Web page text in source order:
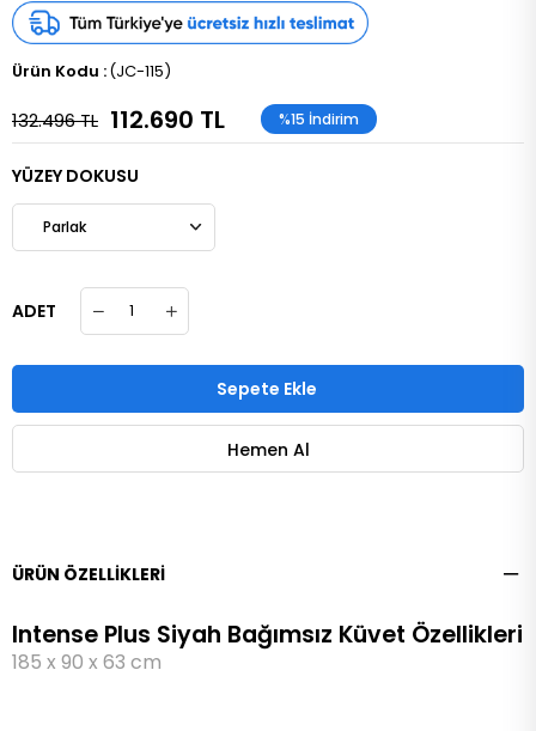
(JC-115)
132.496 TL 112.690 TL %15 İndirim
YÜZEY DOKUSU
ADET
ÜRÜN ÖZELLIKLERI
Intense Plus Siyah Bağımsız Küvet Özellikleri
185 x 90 x 63 cm